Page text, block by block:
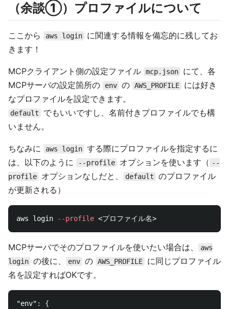
（余談①）プロファイルについて
ここから aws login
に関連する情報を備忘的に残してお
きます！
MCPクライアント側の設定ファイル mcp.json
にて、各
MCPサーバの設定箇所の
env の AWS_PROFILE
には好き
なプロファイルを設定できます。
default
でもいいですし、名前付きプロファイルでも構
いません。
ちなみに aws login する際にプロファイルを指定するに
は、以下のように
--profile オプションを使います（ --
profile
オプションなしだと、 default
のプロファイル
が更新される）
aws login --profile
MCPサーバでそのプロファイルを使いたい場合は、
aws
login の後に、 env の AWS_PROFILE
に同じプロファイル
名を設定すればOKです。
"env" : {